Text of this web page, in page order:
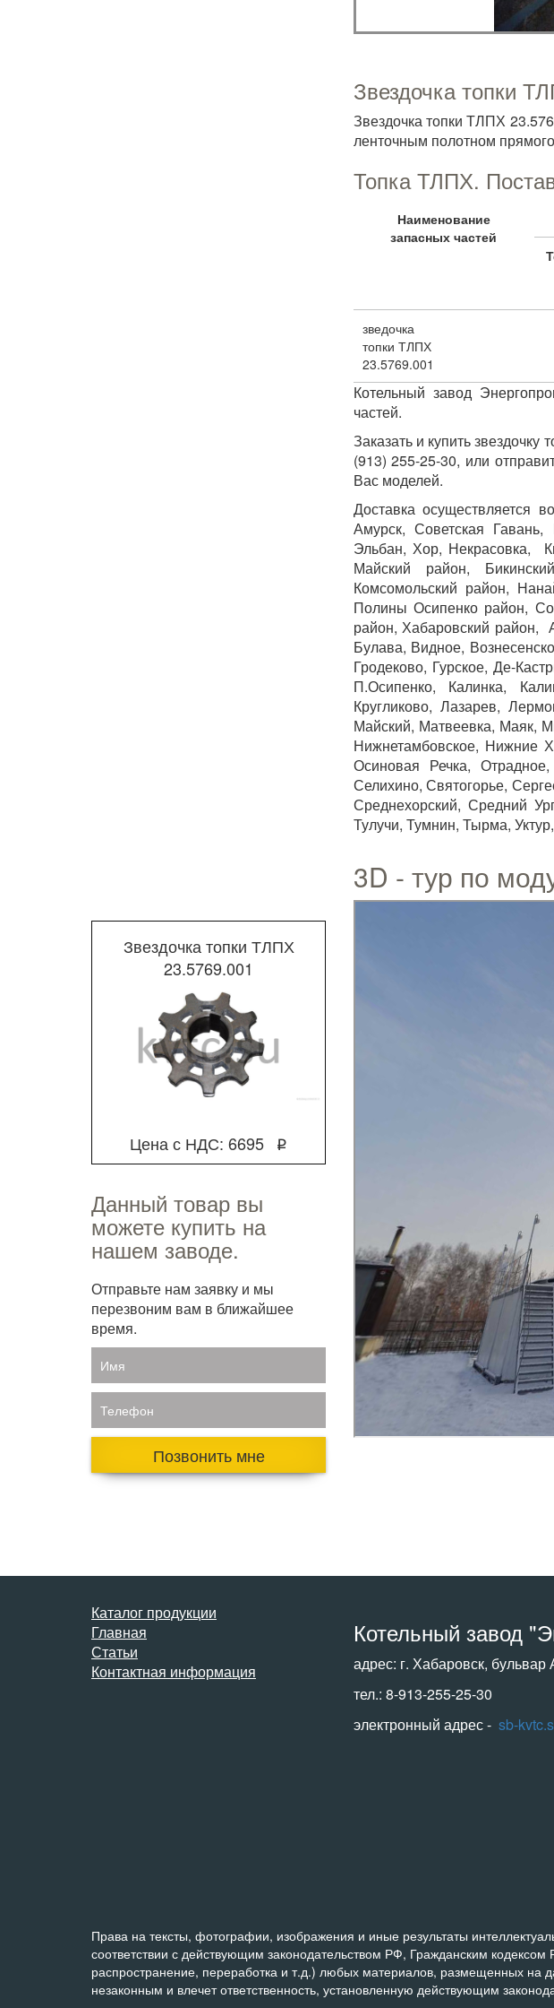
Звездочка топки ТЛПХ
23.5769.001
Цена с НДС: 6695 q
Данный товар вы
можете купить на
нашем заводе.
Отправьте нам заявку и мы
перезвоним вам в ближайшее
время.
Имя
Телефон
Позвонить мне
Звездочка топки
Звездочка топки ТЛПХ
ленточным полотном
Топка ТЛПХ.
Наименование
запасных частей
зведочка
топки ТЛПХ
23.5769.001
Котельный завод
частей.
Заказать и купить
(913) 255-25-30, или
Вас моделей.
Доставка осуществляется
Амурск, Советская
Эльбан, Хор, Некрасовка,
Майский район,
Комсомольский район,
Полины Осипенко район,
район, Хабаровский район,
Булава, Видное,
Гродеково, Гурское, Де-
П.Осипенко, Калинка,
Кругликово, Лазарев,
Майский, Матвеевка, Маяк,
Нижнетамбовское, Нижние
Осиновая Речка,
Селихино, Святогорье,
Среднехорский, Средний
Тулучи, Тумнин, Тырма,
3D - тур по
Каталог продукции
Главная
Статьи
Контактная информация
Котельный завод
адрес: г. Хабаровск, бульвар
тел.: 8-913-255-25-30
электронный адрес - sb-
Права на тексты, фотографии, изображения и иные результаты
соответствии с действующим законодательством РФ, Гражданским
распространение, переработка и т.д.) любых материалов, размещенных на
незаконным и влечет ответственность, установленную действующим